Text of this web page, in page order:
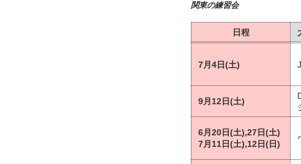
日程
7月4日(土)
9月12日(土)
6月20日(土),27日(土)
7月11日(土),12日(日)
関東の練習会